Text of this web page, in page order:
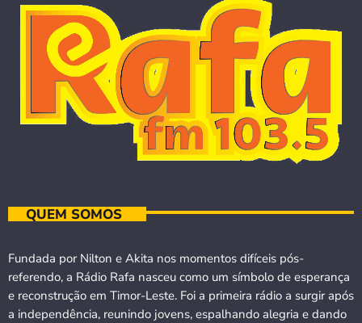
QUEM SOMOS
Fundada por Nilton e Akita nos momentos difíceis pós-
referendo, a Rádio Rafa nasceu como um símbolo de esperança
e reconstrução em Timor-Leste. Foi a primeira rádio a surgir após
a independência, reunindo jovens, espalhando alegria e dando